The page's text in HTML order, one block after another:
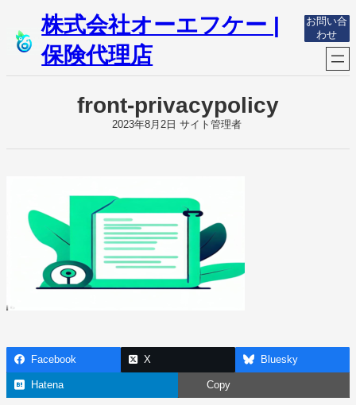
を
キ
株式会社オーエフケー |
保険代理店
お問い合
わせ
front-privacypolicy
2023年8月2日 サイト管理者
Facebook X Bluesky
Hatena Copy